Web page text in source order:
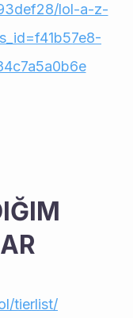
lol-a-z-
tierlist/